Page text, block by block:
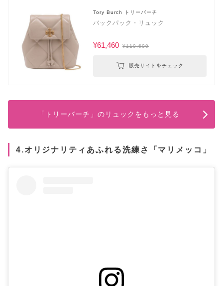
Tory Burch トリーバーチ
バックパック・リュック
¥61,460 ¥110,600
販売サイトをチェック
「トリーバーチ」のリュックをもっと見る
4.オリジナリティあふれる洗練さ「マリメッコ」